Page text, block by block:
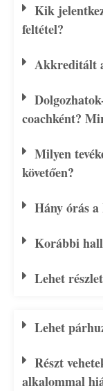
Kik
feltétel?
Akkreditált
coachként?
Milyen
követően?
Hány órás a
Korábbi
Lehet
Lehet
Részt
alkalommal